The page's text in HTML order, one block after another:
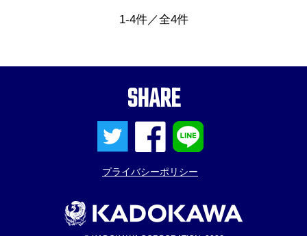
1-4件／全4件
SHARE
プライバシーポリシー